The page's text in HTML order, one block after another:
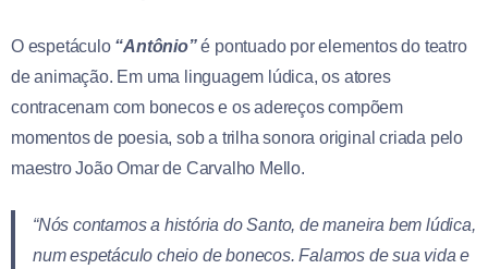
O espetáculo “Antônio”é pontuado por elementos do teatro
de animação. Em uma linguagem lúdica, os atores
contracenam com bonecos e os adereços compõem
momentos de poesia, sob a trilha sonora original criada pelo
maestro João Omar de Carvalho Mello.
“Nós contamos a história do Santo, de maneira bem lúdica,
num espetáculo cheio de bonecos. Falamos de sua vida e